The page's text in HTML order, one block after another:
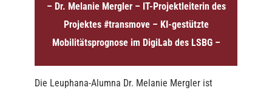
– Dr. Melanie Mergler – IT-Projektleiterin des
Projektes #transmove – KI-gestützte
Mobilitätsprognose im DigiLab des LSBG –
Die Leuphana-Alumna Dr. Melanie Mergler ist